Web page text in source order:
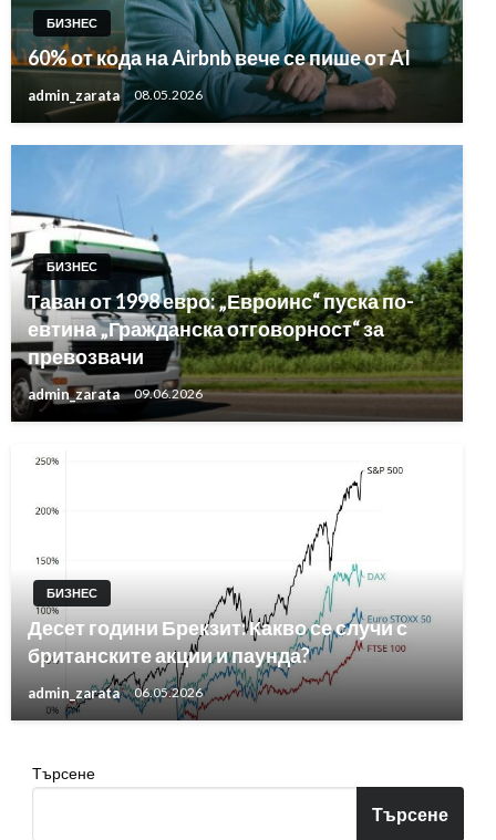
БИЗНЕС
60% от кода на Airbnb вече се пише от AI
admin_zarata 08.05.2026
БИЗНЕС
Таван от 1998 евро: „Евроинс“ пуска по-
евтина „Гражданска отговорност“ за
превозвачи
admin_zarata 09.06.2026
БИЗНЕС
Десет години Брекзит: Какво се случи с
британските акции и паунда?
admin_zarata 06.05.2026
Търсене
Търсене